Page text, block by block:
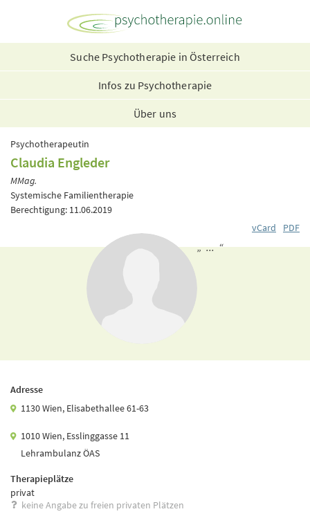
Suche Psychotherapie in Österreich
Infos zu Psychotherapie
Über uns
Psychotherapeutin
Claudia Engleder
MMag.
Systemische Familientherapie
Berechtigung: 11.06.2019
vCard
PDF
„ ... “
Adresse
1130 Wien, Elisabethallee 61-63
1010 Wien, Esslinggasse 11
Lehrambulanz ÖAS
Therapieplätze
privat
keine Angabe zu freien privaten Plätzen